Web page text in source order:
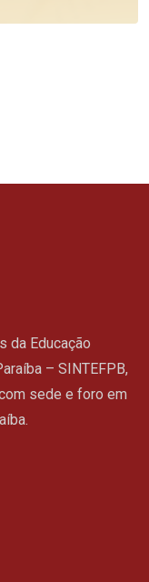
da Educação
– SINTEFPB,
sede e foro em